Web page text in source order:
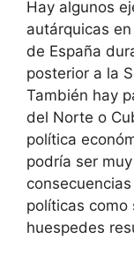
Hay algunos
autárquicas
de España
posterior a la
También hay
del Norte o
política
podría ser
políticas como
huespedes